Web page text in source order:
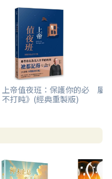
上帝值夜班：保護你的必
不打盹》(經典重製版)
屬